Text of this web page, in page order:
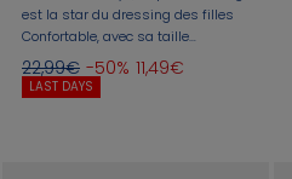
est la star du dressing des filles
Confortable, avec sa taille
élastiquée volantée et ses pinces, il
est idéal pour créer une tenue
élégante.
22,99€ -50% 11,49€
LAST DAYS